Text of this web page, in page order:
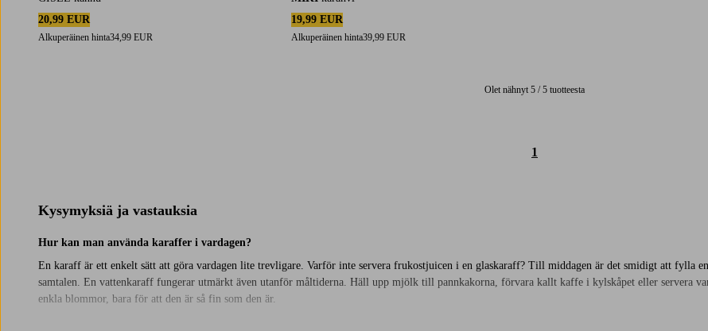
20,99 EUR
Alkuperäinen hinta34,99 EUR
19,99 EUR
Alkuperäinen hinta39,99 EUR
Olet nähnyt 5 / 5 tuotteesta
1
Kysymyksiä ja vastauksia
Hur kan man använda karaffer i vardagen?
En karaff är ett enkelt sätt att göra vardagen lite trevligare. Varför inte servera frukostjuicen i en glaskaraff? Till middagen är det smidigt att fylla
samtalen. En vattenkaraff fungerar utmärkt även utanför måltiderna. Häll upp mjölk till pannkakorna, förvara kallt kaffe i kylskåpet eller servera
enkla blommor, bara för att den är så fin som den är.